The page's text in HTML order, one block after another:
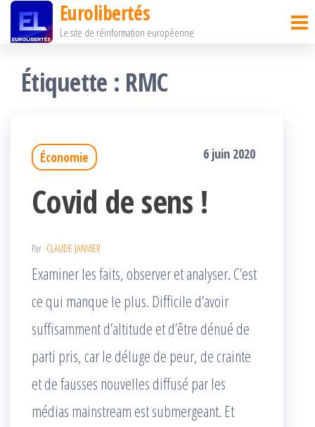
Passer
contenu
Eurolibertés
Le site de réinformation européenne
Étiquette : RMC
Économie 6 juin 2020
Covid de sens !
Par CLAUDE JANVIER
Examiner les faits, observer et analyser. C’est
ce qui manque le plus. Difficile d’avoir
suffisamment d’altitude et d’être dénué de
parti pris, car le déluge de peur, de crainte
et de fausses nouvelles diffusé par les
médias mainstream est submergeant. Et